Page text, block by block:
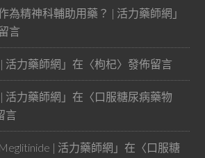
為精神科輔助用藥？ | 活力藥師網 」
言
活力藥師網 」在〈枸杞〉發佈留言
活力藥師網 」在〈口服糖尿病藥物
言
| 活力藥師網 」在〈口服糖